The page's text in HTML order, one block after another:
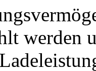
werden